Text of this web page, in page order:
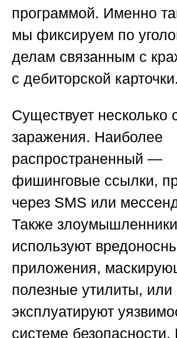
программой. Именно
мы фиксируем по
делам связанным с
с дебиторской карточки.
Существует несколько
заражения. Наиболее
распространенный —
фишинговые ссылки,
через SMS или
Также злоумышленники
используют
приложения,
полезные утилиты, или
эксплуатируют
системе